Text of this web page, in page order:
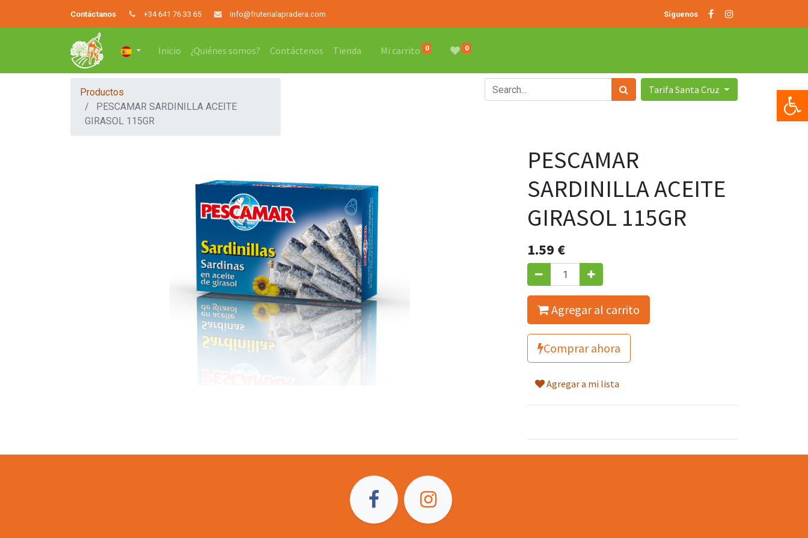
Contáctanos +34 641 76 33 65 info@fruterialapradera.com Síguenos
Inicio ¿Quiénes somos? Contáctenos Tienda Mi carrito 0 0
Productos
PESCAMAR SARDINILLA ACEITE
GIRASOL 115GR
Tarifa Santa Cruz
PESCAMAR
SARDINILLA ACEITE
GIRASOL 115GR
1.59 €
Agregar al carrito
Comprar ahora
Agregar a mi lista